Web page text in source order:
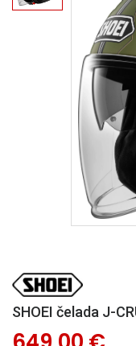
SHOEI čelada J-